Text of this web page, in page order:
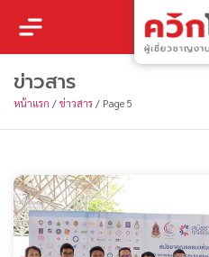
ข่าวสาร
หน้าแรก / ข่าวสาร / Page 5